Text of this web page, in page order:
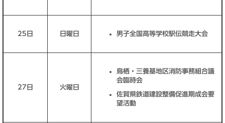
25日 日曜日 男子全国高等学校駅伝競走大会
27日 火曜日
鳥栖・三養基地区消防事務組合議
会臨時会
佐賀県鉄道建設整備促進期成会要
望活動